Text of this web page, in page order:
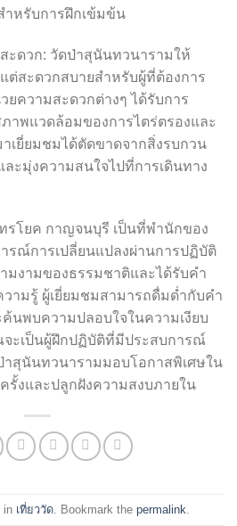
ำหรับการฝึกเข้มข้น
ะดวก: วัดป่าสุนันทวนารามให้
ต่สะดวกสบายสำหรับผู้ที่ต้องการ
ยความสะดวกต่างๆ ได้รับการ
าพแวดล้อมของการไตร่ตรองและ
าเยี่ยมชมได้ตัดขาดจากสิ่งรบกวน
ะมุ่งความสนใจไปที่การเดินทาง
รโยค กาญจนบุรี เป็นที่พำนักของ
รณ์การเปลี่ยนแปลงผ่านการปฏิบัติ
มงามของธรรมชาติและได้รับคำ
ามรู้ ผู้เยี่ยมชมสามารถดื่มด่ำกับคำ
นพบความปลอบใจในความเงียบ
ะเป็นผู้ฝึกปฏิบัติที่มีประสบการณ์
าสุนันทวนารามมอบโอกาสพิเศษใน
รั้งและปลูกฝังความสงบภายใน
in เที่ยววัด. Bookmark the permalink